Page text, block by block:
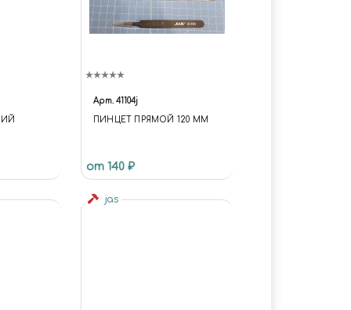
Арт. 41104j
ПИНЦЕТ ПРЯМОЙ 120 ММ
от 140 ₽
jas